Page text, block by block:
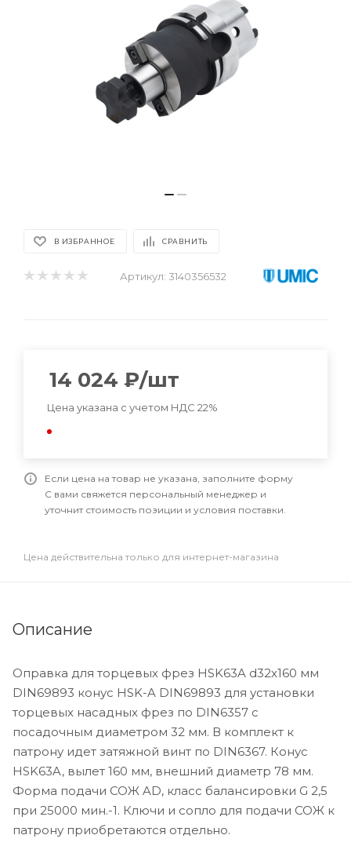
В ИЗБРАННОЕ СРАВНИТЬ
Артикул: 3140356532
14 024 ₽/шт
Цена указана с учетом НДС 22%
Если цена на товар не указана, заполните форму
С вами свяжется персональный менеджер и
уточнит стоимость позиции и условия поставки.
Цена действительна только для интернет-магазина
Описание
Оправка для торцевых фрез HSK63A d32x160 мм
DIN69893 конус HSK-A DIN69893 для установки
торцевых насадных фрез по DIN6357 с
посадочным диаметром 32 мм. В комплект к
патрону идет затяжной винт по DIN6367. Конус
HSK63A, вылет 160 мм, внешний диаметр 78 мм.
Форма подачи СОЖ AD, класс балансировки G 2,5
при 25000 мин.-1. Ключи и сопло для подачи СОЖ к
патрону приобретаются отдельно.